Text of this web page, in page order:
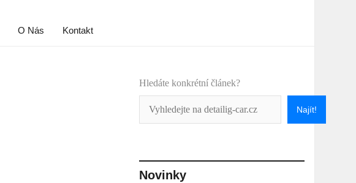
O Nás Kontakt
Hledáte konkrétní článek?
Najít!
Novinky